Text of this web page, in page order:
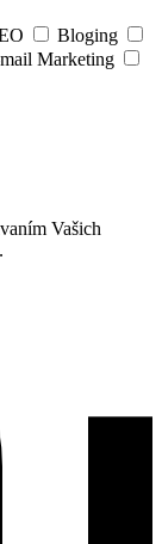
Bloging
Marketing
Vašich